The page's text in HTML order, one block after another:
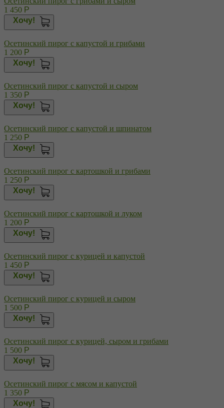
1 450 Р
Хочу!
Осетинский пирог с капустой и грибами
1 200 Р
Хочу!
Осетинский пирог с капустой и сыром
1 350 Р
Хочу!
Осетинский пирог с капустой и шпинатом
1 250 Р
Хочу!
Осетинский пирог с картошкой и грибами
1 250 Р
Хочу!
Осетинский пирог с картошкой и луком
1 200 Р
Хочу!
Осетинский пирог с курицей и капустой
1 450 Р
Хочу!
Осетинский пирог с курицей и сыром
1 500 Р
Хочу!
Осетинский пирог с курицей, сыром и грибами
1 500 Р
Хочу!
Осетинский пирог с мясом и капустой
1 350 Р
Хочу!